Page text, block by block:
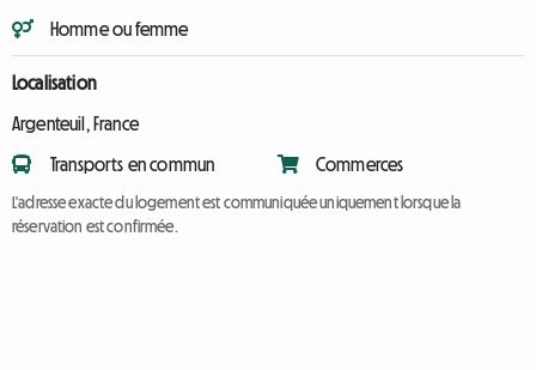
Homme ou femme
Localisation
Argenteuil, France
Transports en commun Commerces
L'adresse exacte du logement est communiquée uniquement lorsque la
réservation est confirmée.